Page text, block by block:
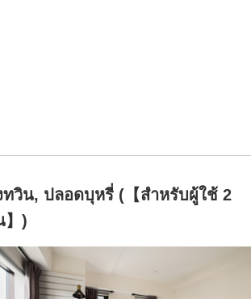
ทวิน, ปลอดบุหรี่ (【สำหรับผู้ใช้ 2
】)